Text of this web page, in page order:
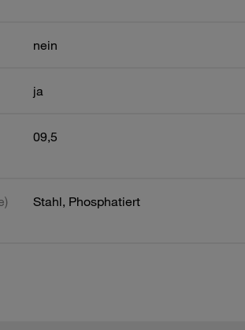
nein
ja
09,5
Stahl, Phosphatiert